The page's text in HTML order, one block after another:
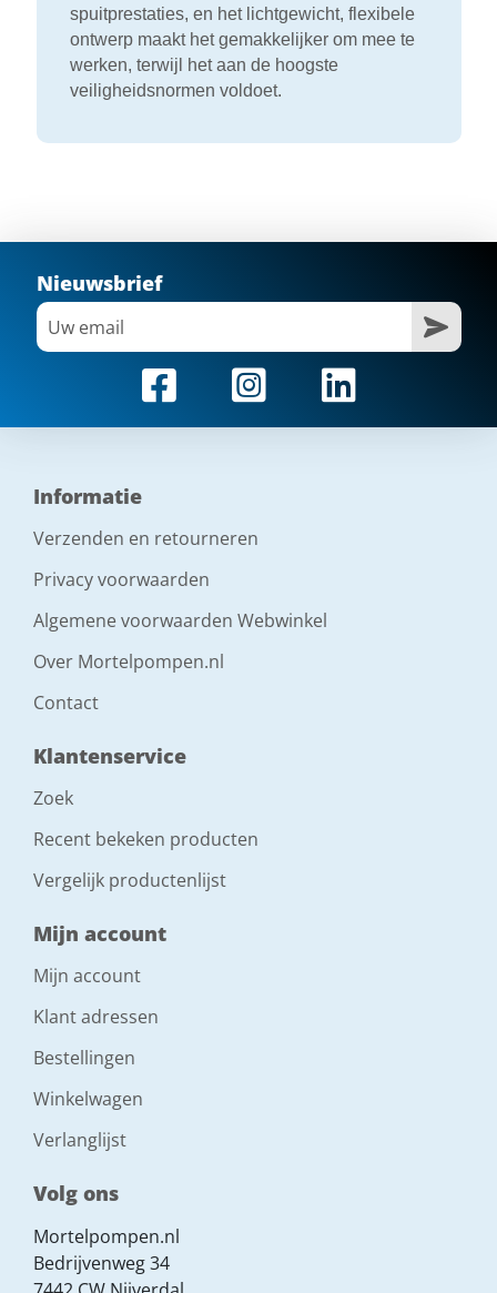
spuitprestaties, en het lichtgewicht, flexibele
ontwerp maakt het gemakkelijker om mee te
werken, terwijl het aan de hoogste
veiligheidsnormen voldoet.
Nieuwsbrief
Informatie
Verzenden en retourneren
Privacy voorwaarden
Algemene voorwaarden Webwinkel
Over Mortelpompen.nl
Contact
Klantenservice
Zoek
Recent bekeken producten
Vergelijk productenlijst
Mijn account
Mijn account
Klant adressen
Bestellingen
Winkelwagen
Verlanglijst
Volg ons
Mortelpompen.nl
Bedrijvenweg 34